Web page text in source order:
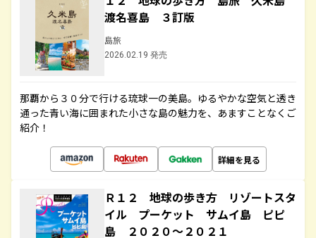
渡名喜島 ３訂版
島旅
2026.02.19 発売
那覇から３０分で行ける琉球一の美島。ゆるやかな空気と透き
通った青い海に囲まれた小さな島の魅力を、あますことなくご
紹介！
詳細を見る
Ｒ１２ 地球の歩き方 リゾートスタ
イル プーケット サムイ島 ピピ
島 ２０２０～２０２１